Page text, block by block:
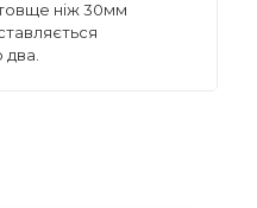
ніж 30мм